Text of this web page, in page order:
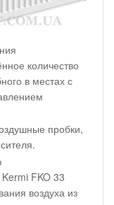
количество
в местах с
пробки,
FKO 33
воздуха из